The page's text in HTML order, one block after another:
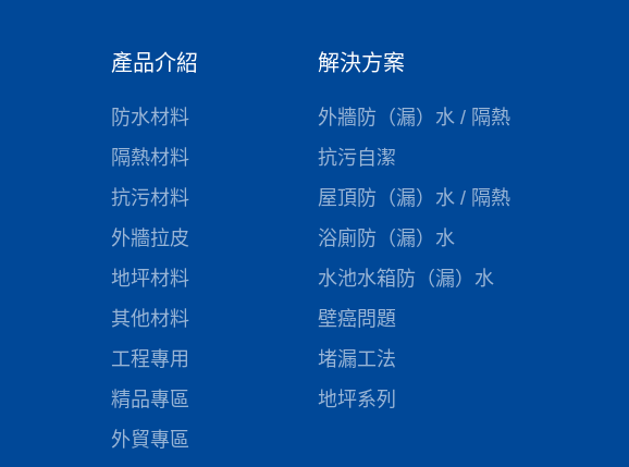
產品介紹
防水材料
隔熱材料
抗污材料
外牆拉皮
地坪材料
其他材料
工程專用
精品專區
外貿專區
解決方案
外牆防（漏）水 / 隔熱
抗污自潔
屋頂防（漏）水 / 隔熱
浴廁防（漏）水
水池水箱防（漏）水
壁癌問題
堵漏工法
地坪系列